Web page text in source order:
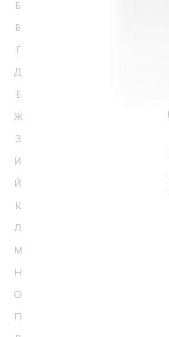
Б
В
Г
Д
Е
Ж
З
И
Й
К
Л
М
Н
О
П